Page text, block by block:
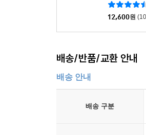
12,600원
배송/반품/교환 안내
배송 안내
배송 구분